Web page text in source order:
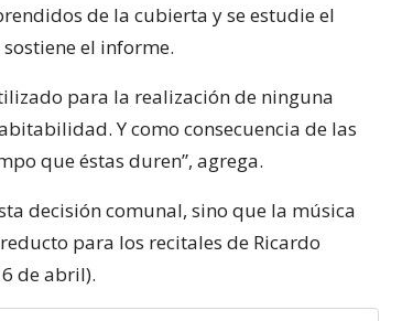
de la cubierta y se estudie el
el informe.
para la realización de ninguna
Y como consecuencia de las
que éstas duren”, agrega.
decisión comunal, sino que la música
para los recitales de Ricardo
de abril).